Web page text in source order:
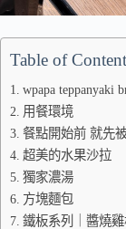
Table of
wpapa teppanyaki
用餐環境
餐點開始前 就先
超美的水果沙拉
獨家濃湯
方塊麵包
鐵板系列｜醬燒